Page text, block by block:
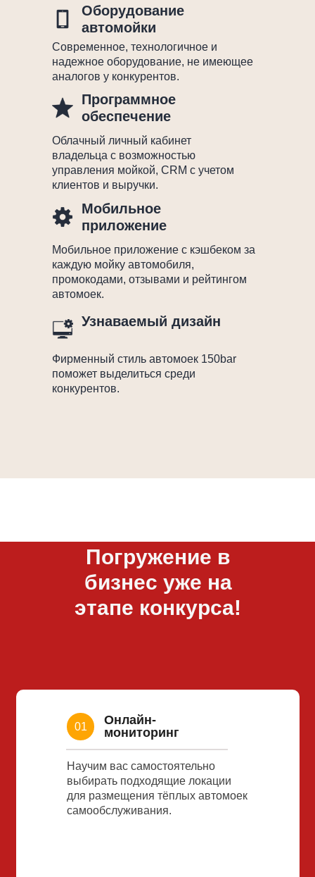
Программное
обеспечение
Мобильное
приложение
Оборудование
автомойки
Мобильное приложение с кэшбеком за
каждую мойку автомобиля,
промокодами, отзывами и рейтингом
автомоек.
Современное, технологичное и
надежное оборудование, не имеющее
аналогов у конкурентов.
Облачный личный кабинет
владельца с возможностью
управления мойкой, CRM с учетом
клиентов и выручки.
Фирменный стиль автомоек 150bar
поможет выделиться среди
конкурентов.
Узнаваемый дизайн
Научим вас самостоятельно
выбирать подходящие локации
для размещения тёплых автомоек
самообслуживания.
Онлайн-
мониторинг
01
Погружение в
бизнес уже на
этапе конкурса!